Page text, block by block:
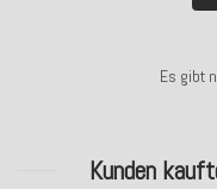
Es gibt
Kunden